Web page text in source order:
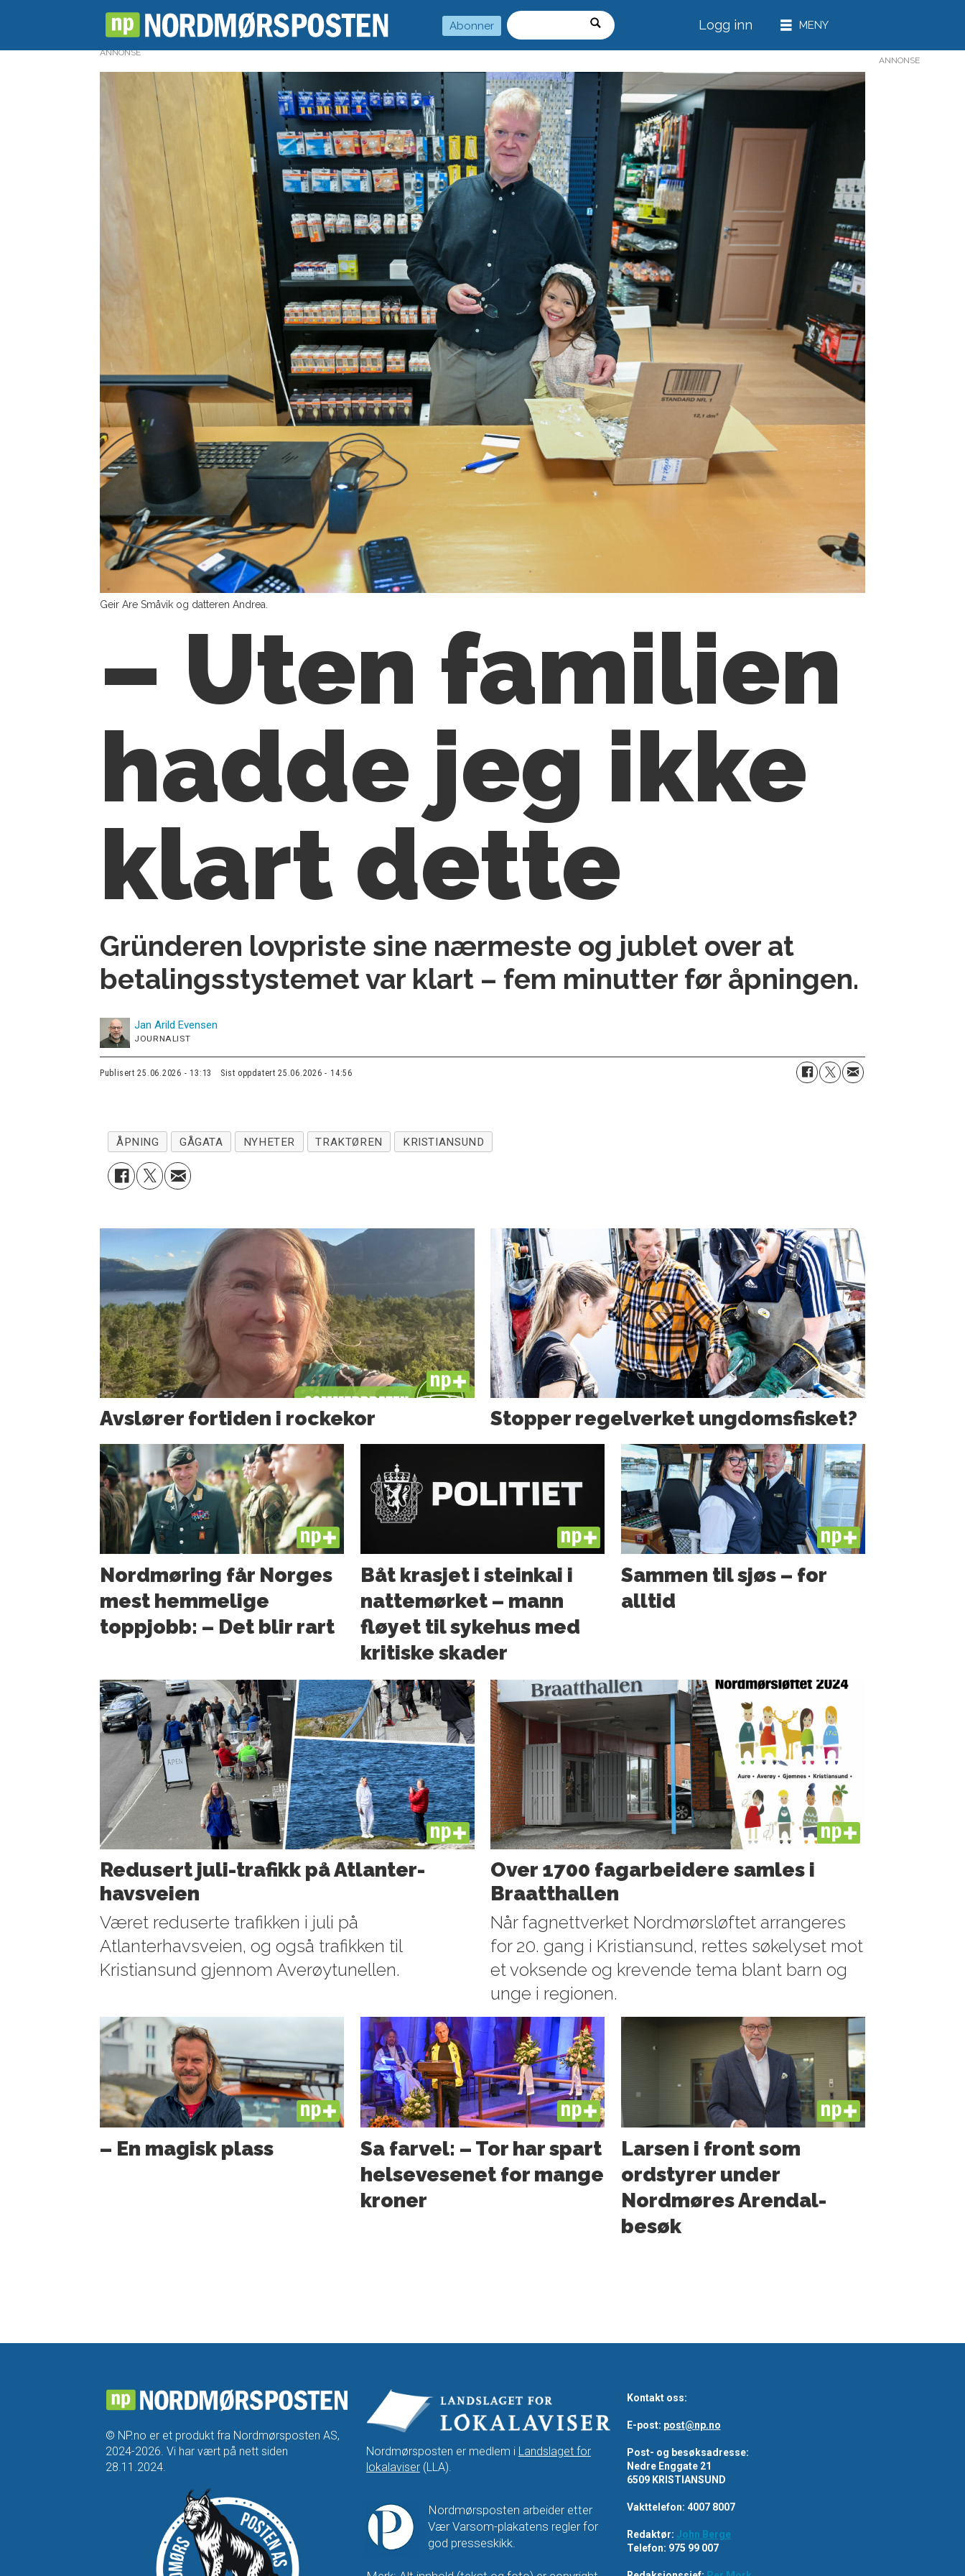
Abonner
Søk
Logg inn
ANNONSE
Geir Are Småvik og datteren Andrea.
– Uten familien
hadde jeg ikke
klart dette
Gründeren lovpriste sine nærmeste og jublet over at
betalingsstystemet var klart – fem minutter før åpningen.
Jan Arild Evensen
JOURNALIST
Publisert 25.06.2026 - 13:13 Sist oppdatert 25.06.2026 - 14:56
ÅPNING GÅGATA NYHETER TRAKTØREN KRISTIANSUND
PLUS
Avslører fortiden i rockekor Stopper regelverket ungdoms­fisket?
PLUS
Nordmøring får Norges
mest hemmelige
toppjobb: – Det blir rart
PLUS
Båt krasjet i steinkai i
nattemørket – mann
fløyet til sykehus med
kritiske skader
PLUS
Sammen til sjøs – for
alltid
PLUS
Redusert juli-trafikk på Atlanter­
havsveien
Været reduserte trafikken i juli på
Atlanterhavsveien, og også trafikken til
Kristiansund gjennom Averøytunellen.
PLUS
Over 1700 fagarbeidere samles i
Braatthallen
Når fagnettverket Nordmørsløftet arrangeres
for 20. gang i Kristiansund, rettes søkelyset mot
et voksende og krevende tema blant barn og
unge i regionen.
PLUS
– En magisk plass
PLUS
Sa farvel: – Tor har spart
helsevesenet for mange
kroner
PLUS
Larsen i front som
ordstyrer under
Nordmøres Arendal-
besøk
ANNONSE
© NP.no er et produkt fra Nordmørsposten AS,
2024-2026. Vi har vært på nett siden
28.11.2024.
Nordmørsposten er medlem i Landslaget for
lokalaviser(LLA).
Nordmørsposten arbeider etter
Vær Varsom-plakatens regler for
god presseskikk.
Kontakt oss:
E-post: post@np.no
Post- og besøksadresse:
Nedre Enggate 21
6509 KRISTIANSUND
Vakttelefon: 4007 8007
Redaktør: John Berge
Telefon: 975 99 007